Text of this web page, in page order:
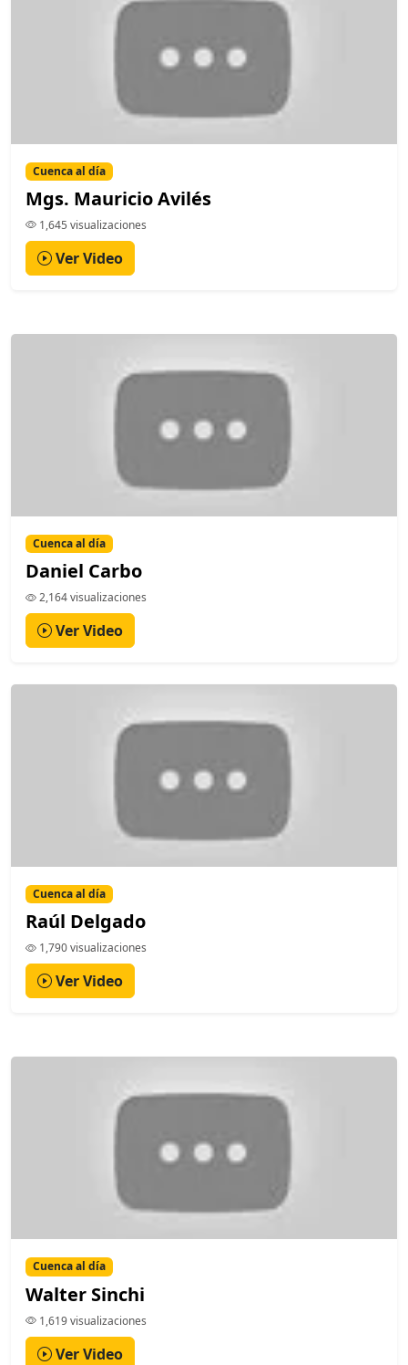
Cuenca al día
Mgs. Mauricio Avilés
1,645 visualizaciones
Ver Video
Cuenca al día
Daniel Carbo
2,164 visualizaciones
Ver Video
Cuenca al día
Raúl Delgado
1,790 visualizaciones
Ver Video
Cuenca al día
Walter Sinchi
1,619 visualizaciones
Ver Video